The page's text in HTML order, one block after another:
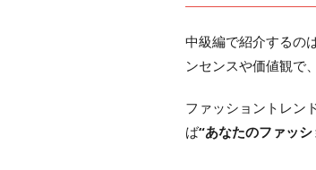
中級編で紹介するの
ンセンスや価値観で
ファッショントレン
ば“あなたのファッ